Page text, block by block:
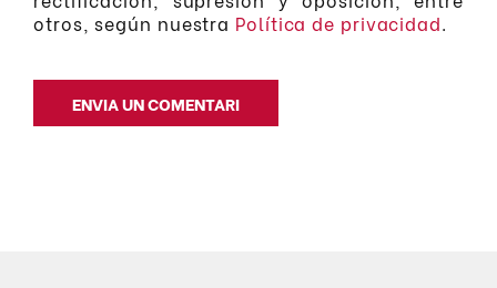
otros, según nuestra Política de privacidad.